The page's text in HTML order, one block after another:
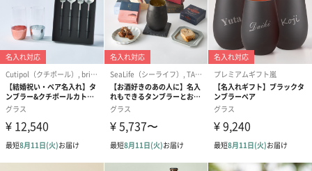
Happy Birthday（0円）
Merry Chiristmas（0
円）
いつもありが
名入れ